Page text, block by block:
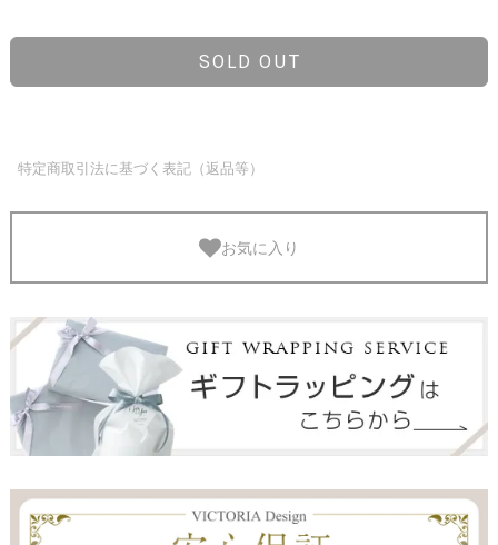
SOLD OUT
特定商取引法に基づく表記（返品等）
お気に入り